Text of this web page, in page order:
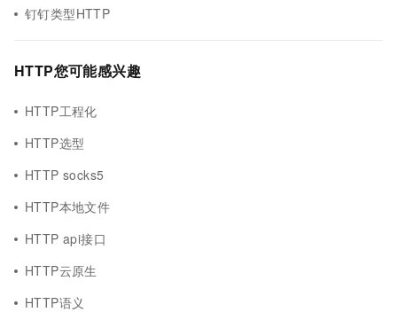
钉钉类型HTTP
HTTP您可能感兴趣
HTTP工程化
HTTP选型
HTTP socks5
HTTP本地文件
HTTP api接口
HTTP云原生
HTTP语义